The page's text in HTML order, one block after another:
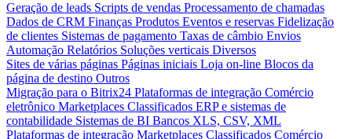
Geração de leads Scripts de vendas Processamento de chamadas
Dados de CRM Finanças Produtos Eventos e reservas Fidelização
de clientes Sistemas de pagamento Taxas de câmbio Envios
Automação Relatórios Soluções verticais Diversos
Sites de várias páginas Páginas iniciais Loja on-line Blocos da
página de destino Outros
Migração para o Bitrix24 Plataformas de integração Comércio
eletrônico Marketplaces Classificados ERP e sistemas de
contabilidade Sistemas de BI Bancos XLS, CSV, XML
Plataformas de integração Marketplaces Classificados Comércio